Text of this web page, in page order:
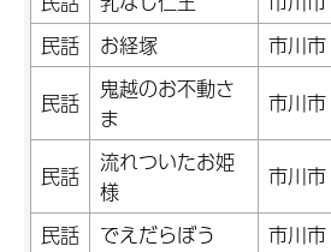
民話
お経塚 市川市
民話
鬼越のお不動さ
ま
市川市
民話
流れついたお姫
様
市川市
民話
でえだらぼう 市川市